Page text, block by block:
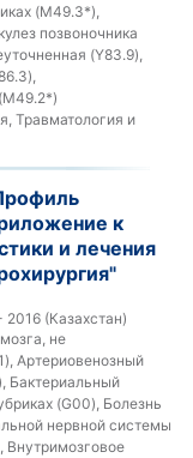
(M49.3*),
позвоночника
(Y83.9),
Травматология и
к
и лечения
(Казахстан)
не
Артериовенозный
Бактериальный
(G00), Болезнь
нервной системы
Внутримозговое